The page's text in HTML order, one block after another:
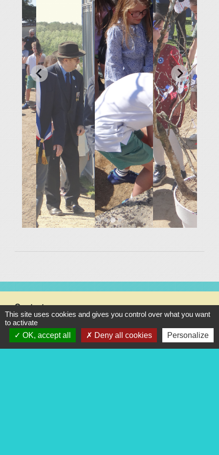
Contacts
Commune de Pigny
3 ter rue de la Mairie
18110 Pigny - FRANCE
This site uses cookies and gives you control over what you want
to activate
OK, accept all
Deny all cookies Personalize